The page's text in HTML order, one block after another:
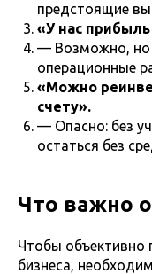
предстоящие
«У нас
— Возможно, но
операционные
«Можно
счету».
— Опасно: без
остаться без
Что важно
Чтобы объективно
бизнеса,